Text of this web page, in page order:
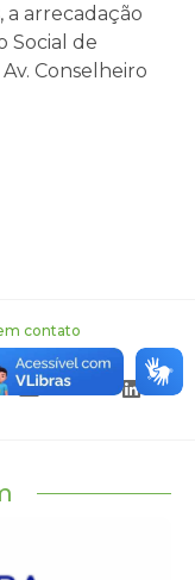
a arrecadação
Social de
Conselheiro
contato